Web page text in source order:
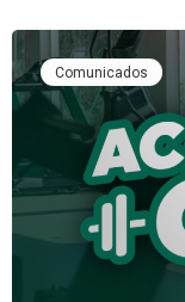
Comunicados